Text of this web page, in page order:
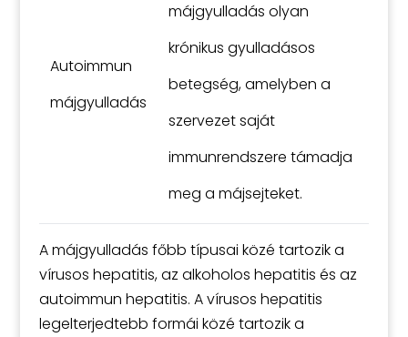
Autoimmun
májgyulladás
májgyulladás olyan
krónikus gyulladásos
betegség, amelyben a
szervezet saját
immunrendszere támadja
meg a májsejteket.
A májgyulladás főbb típusai közé tartozik a
vírusos hepatitis, az alkoholos hepatitis és az
autoimmun hepatitis. A vírusos hepatitis
legelterjedtebb formái közé tartozik a